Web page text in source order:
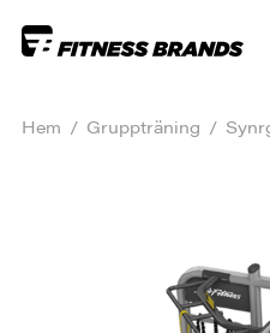
Hem / Gruppträning /